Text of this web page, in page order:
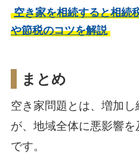
空き家を相続すると相続
や節税のコツを解説
まとめ
空き家問題とは、増加
が、地域全体に悪影響
です。